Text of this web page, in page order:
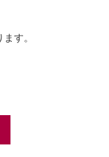
す。